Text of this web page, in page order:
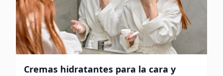
Cremas hidratantes para la cara y